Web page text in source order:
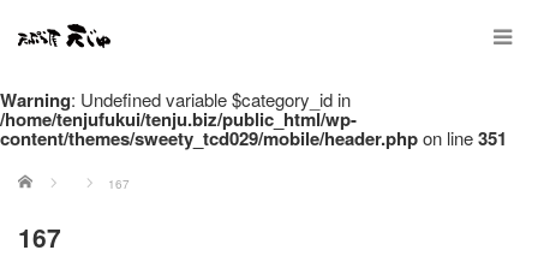
Warning: Undefined variable $category_id in
/home/tenjufukui/tenju.biz/public_html/wp-
content/themes/sweety_tcd029/mobile/header.phpon line351
ホーム 167
167